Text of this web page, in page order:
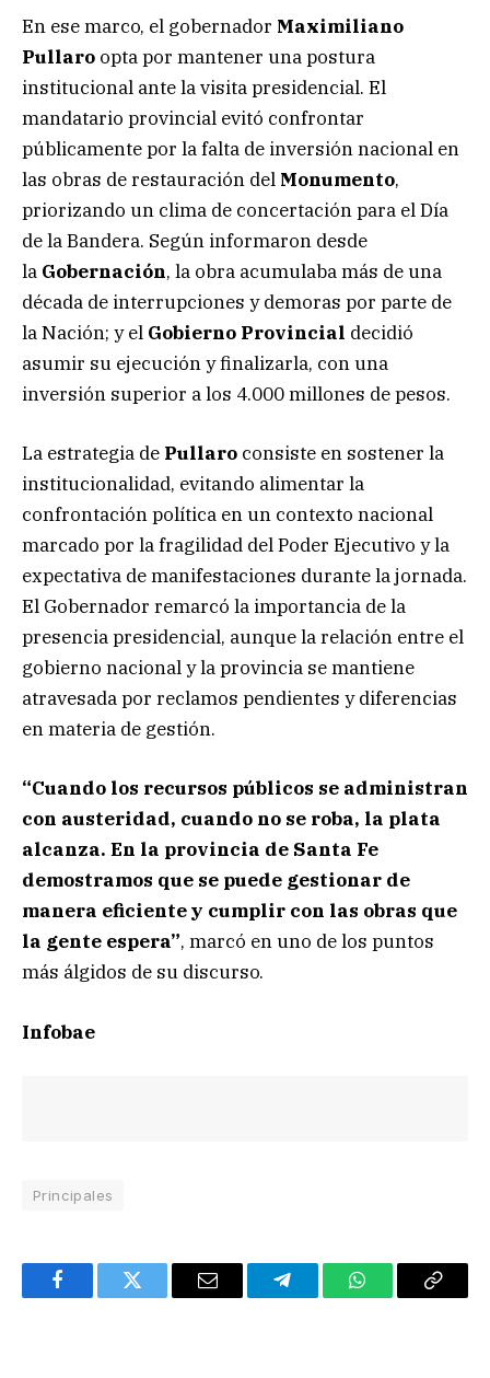
En ese marco, el gobernador Maximiliano
Pullaro opta por mantener una postura
institucional ante la visita presidencial. El
mandatario provincial evitó confrontar
públicamente por la falta de inversión nacional en
las obras de restauración del Monumento,
priorizando un clima de concertación para el Día
de la Bandera. Según informaron desde
la Gobernación, la obra acumulaba más de una
década de interrupciones y demoras por parte de
la Nación; y el Gobierno Provincial decidió
asumir su ejecución y finalizarla, con una
inversión superior a los 4.000 millones de pesos.
La estrategia de Pullaro consiste en sostener la
institucionalidad, evitando alimentar la
confrontación política en un contexto nacional
marcado por la fragilidad del Poder Ejecutivo y la
expectativa de manifestaciones durante la jornada.
El Gobernador remarcó la importancia de la
presencia presidencial, aunque la relación entre el
gobierno nacional y la provincia se mantiene
atravesada por reclamos pendientes y diferencias
en materia de gestión.
“Cuando los recursos públicos se administran
con austeridad, cuando no se roba, la plata
alcanza. En la provincia de Santa Fe
demostramos que se puede gestionar de
manera eficiente y cumplir con las obras que
la gente espera”, marcó en uno de los puntos
más álgidos de su discurso.
Infobae
Principales
FacebookTwitter Email TelegramWhatsAppCopy